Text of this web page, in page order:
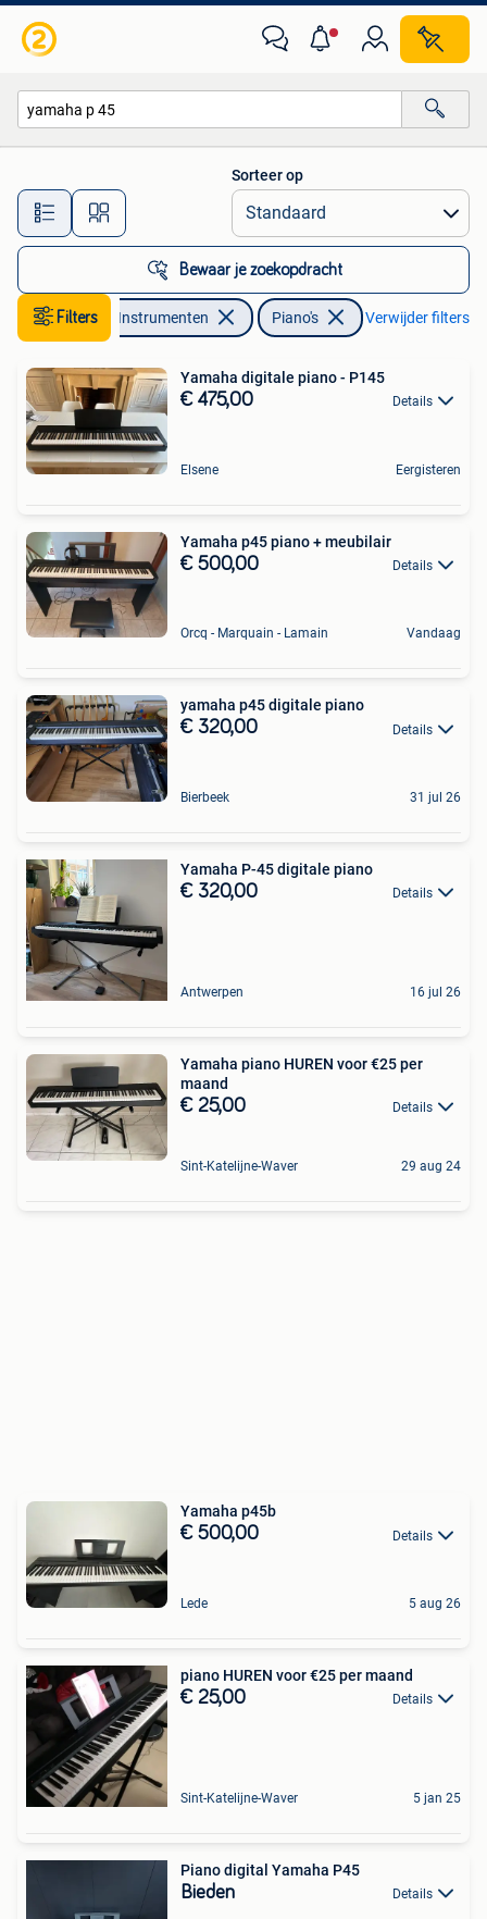
Alle afstanden…
Sorteer op
Bewaar je zoekopdracht
Filters
Muziek en Instrumenten Piano's Verwijder filters
Yamaha digitale piano - P145
€ 475,00 Details
Elsene Eergisteren
Yamaha p45 piano + meubilair
€ 500,00 Details
Orcq - Marquain - Lamain Vandaag
yamaha p45 digitale piano
€ 320,00 Details
Bierbeek 31 jul 26
Yamaha P-45 digitale piano
€ 320,00 Details
Antwerpen 16 jul 26
Yamaha piano HUREN voor €25 per
maand
€ 25,00 Details
Sint-Katelijne-Waver 29 aug 24
Yamaha p45b
€ 500,00 Details
Lede 5 aug 26
piano HUREN voor €25 per maand
€ 25,00 Details
Sint-Katelijne-Waver 5 jan 25
Piano digital Yamaha P45
Bieden Details